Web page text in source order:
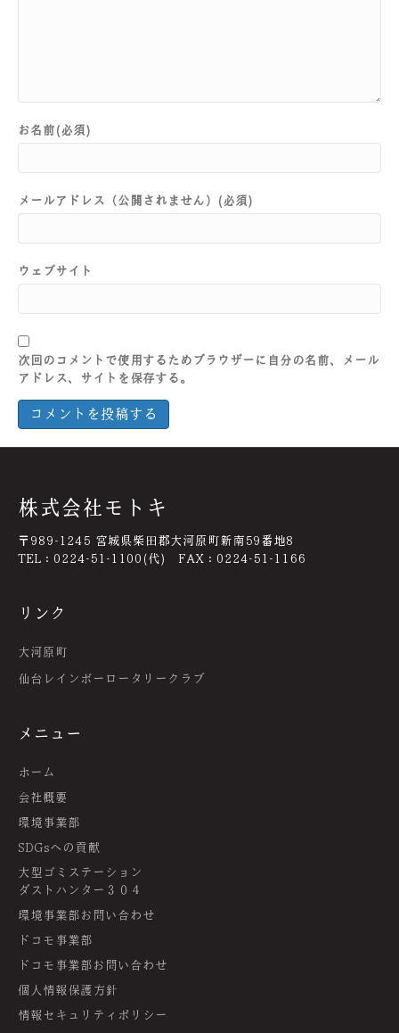
お名前(必須)
メールアドレス（公開されません）(必須)
ウェブサイト
次回のコメントで使用するためブラウザーに自分の名前、メール
アドレス、サイトを保存する。
株式会社モトキ
〒989-1245 宮城県柴田郡大河原町新南59番地8
TEL：0224-51-1100(代) FAX：0224-51-1166
リンク
大河原町
仙台レインボーロータリークラブ
メニュー
ホーム
会社概要
環境事業部
SDGsへの貢献
大型ゴミステーション
ダストハンター３０４
環境事業部お問い合わせ
ドコモ事業部
ドコモ事業部お問い合わせ
個人情報保護方針
情報セキュリティポリシー